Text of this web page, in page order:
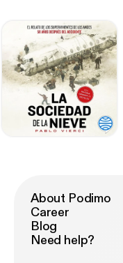
About Podimo
Career
Blog
Need help?